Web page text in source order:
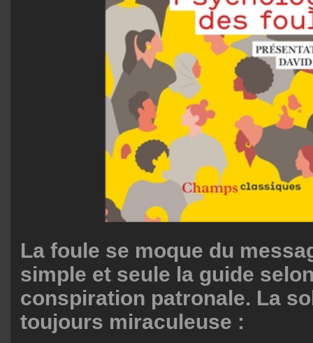
La foule se moque du
simple et seule la guide
conspiration patronale. La
toujours miraculeuse :